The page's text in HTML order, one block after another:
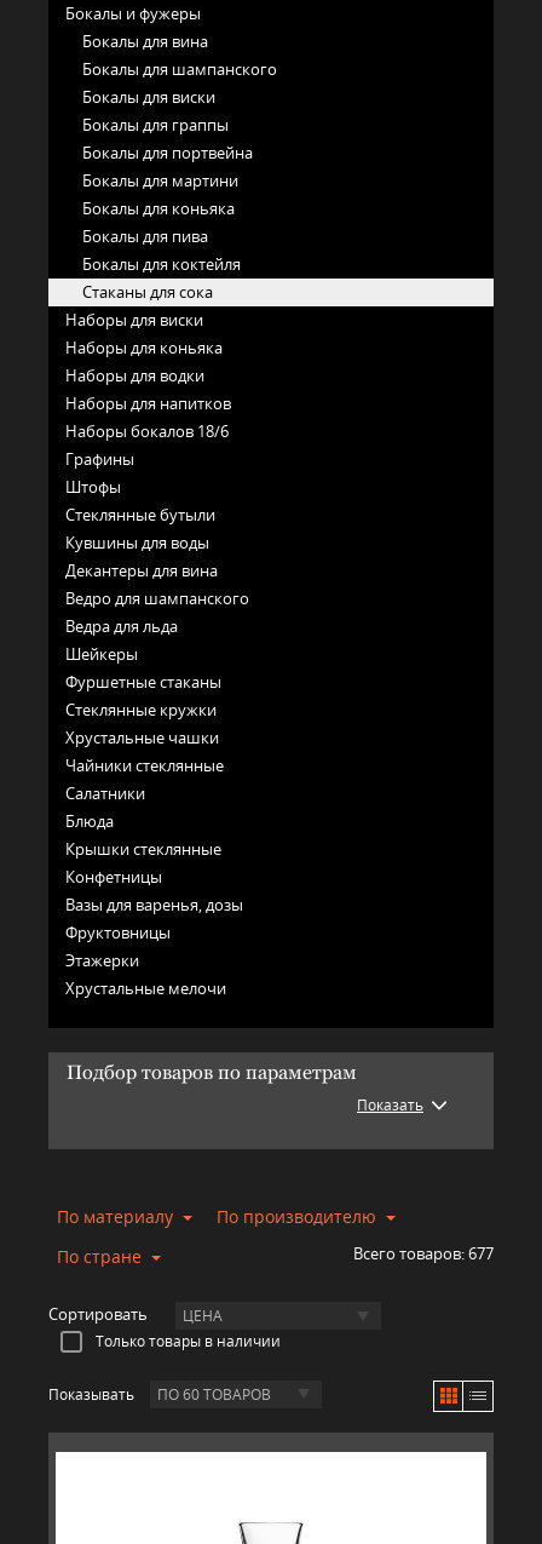
Бокалы и фужеры
Бокалы для вина
Бокалы для шампанского
Бокалы для виски
Бокалы для граппы
Бокалы для портвейна
Бокалы для мартини
Бокалы для коньяка
Бокалы для пива
Бокалы для коктейля
Стаканы для сока
Наборы для виски
Наборы для коньяка
Наборы для водки
Наборы для напитков
Наборы бокалов 18/6
Графины
Штофы
Стеклянные бутыли
Кувшины для воды
Декантеры для вина
Ведро для шампанского
Ведра для льда
Шейкеры
Фуршетные стаканы
Стеклянные кружки
Хрустальные чашки
Чайники стеклянные
Салатники
Блюда
Крышки стеклянные
Конфетницы
Вазы для варенья, дозы
Фруктовницы
Этажерки
Хрустальные мелочи
Подбор товаров по параметрам
Показать
По материалу
По производителю
По стране
Всего товаров:677
Сортировать ЦЕНА
Только товары в наличии
Показывать ПО 60 ТОВАРОВ